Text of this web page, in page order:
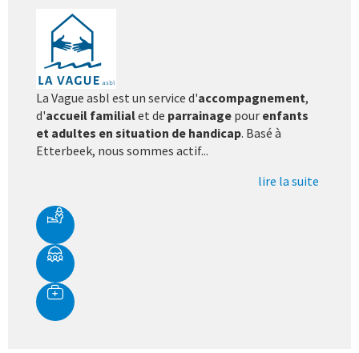
La Vague asbl est un service d'accompagnement,
d'accueil familialet de parrainage pour enfants
et adultes en situation de handicap. Basé à
Etterbeek, nous sommes actif...
lire la suite